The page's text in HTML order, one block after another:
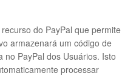
do PayPal que permite
armazenará um código de
no PayPal dos Usuários. Isto
processar